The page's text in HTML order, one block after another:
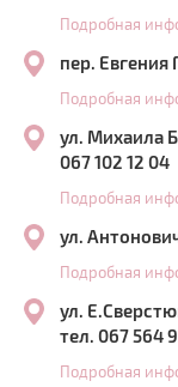
Подробная
пер. Евгения
Подробная
ул. Михаила
067 102 12 04
Подробная
ул.
Подробная
ул.
тел. 067 564
Подробная